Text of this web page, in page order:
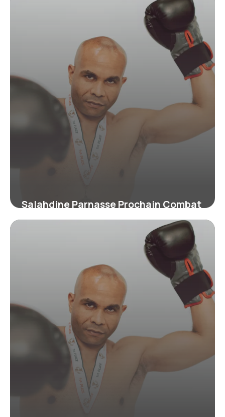
Salahdine Parnasse Prochain Combat
: Infos 2026